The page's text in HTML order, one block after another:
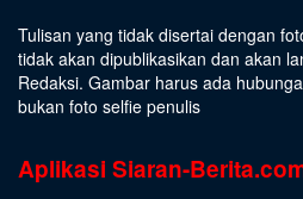
Tulisan yang tidak disertai dengan
tidak akan dipublikasikan dan akan
Redaksi. Gambar harus ada
bukan foto selfie penulis
Aplikasi Siaran-